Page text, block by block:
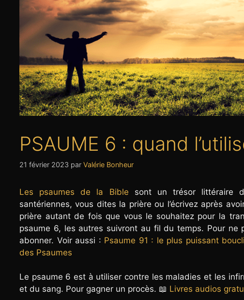
PSAUME 6 : quand
21 février 2023 par Valérie Bonheur
Les psaumes de la Bible sont un trésor littéraire
santériennes, vous dites la prière ou l’écrivez après
prière autant de fois que vous le souhaitez pour la
psaume 6, les autres suivront au fil du temps. Pour
abonner. Voir aussi : Psaume 91 : le plus puissant
des Psaumes
Le psaume 6 est à utiliser contre les maladies et les
et du sang. Pour gagner un procès. 📖 Livres audios